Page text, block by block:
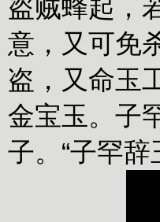
盗贼蜂起，
意，又可免
盗，又命玉
金宝玉。子
子。“子罕